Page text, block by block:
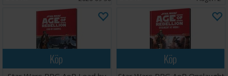
Köp Köp